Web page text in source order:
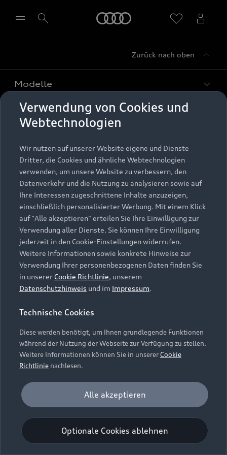
Verwendung von Cookies und
Webtechnologien
Wir nutzen auf unserer Website eigene und Dienste
Dritter, die Cookies und ähnliche Webtechnologien
verwenden, um unsere Website zu verbessern, den
Datenverkehr und die Nutzung zu analysieren sowie auf
Ihre Interessen zugeschnittene Inhalte anzuzeigen,
einschließlich personalisierter Werbung. Mit einem Klick
auf "Alle akzeptieren" erteilen Sie Ihre Einwilligung zur
Verwendung aller Dienste. Sie können Ihre Einwilligung
jederzeit in den Cookie-Einstellungen widerrufen.
Weitere Informationen sowie konkrete Hinweise zur
Verwendung Ihrer personenbezogenen Daten finden Sie
in unserer Cookie Richtlinie, unserem
Datenschutzhinweis und im Impressum.
Technische Cookies
Diese werden benötigt, um Ihnen grundlegende Funktionen
während der Nutzung der Webseite zur Verfügung zu stellen.
Weitere Informationen können Sie in unsererCookie
Richtlinie nachlesen.
Analyse und Statistik
Performance Cookies sammeln Informationen
darüber, wie unsere Webseite genutzt wird (z. B.
Anzahl der Besuche, Verweildauer). Diese Cookies
werden zur Optimierung der Webseite verwendet.
Optionale Cookies ablehnen
Alle akzeptieren
Zurück nach oben
Modelle
Alle Modelle
Elektromodelle
Plug-in-Hybride
Kaufen & leasen
Neuwagensuche
Gebrauchtwagensuche
Gebrauchtwagen
Finanzierung
Aktionen & Angebote
Geschäftskunden
Saisonale Angebote
Audi Services
Garantie
Audi digital services
myAudi
Support
Kundenservice
Händlersuche
Audi Code
Häufige Fragen (FAQ)
Audi Online Beratung
Bordbuch & Bedienungsanleitungen
Verträge kündigen
Vertrag widerrufen
Über Audi
Unternehmen
Karriere
Investor Relations
Presse & Media Center
Datenschutz
Audi erleben
Newsletter
© 2026 AUDI AG. Alle Rechte vorbehalten
Datenschutzinformation
Cookie-Richtlinie
Barrierefreiheit
Digital Services Act
EU Data Act
Embleme am Fahrzeug bei allen Abbildungen auf dieser
Webseite kann abweichen.